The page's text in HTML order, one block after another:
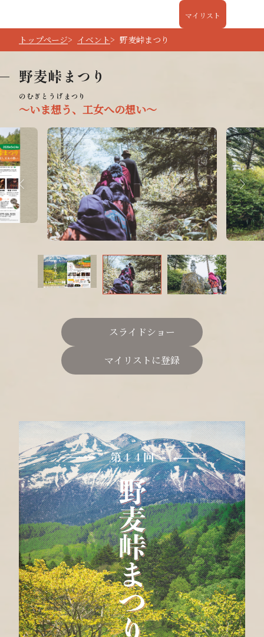
マイリスト
トップページ イベント 野麦峠まつり
野麦峠まつり
～いま想う、工女への想い～
スライドショー
マイリストに登録